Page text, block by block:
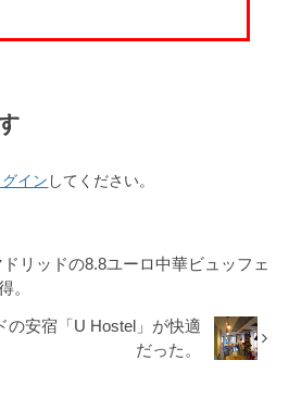
グイン してください。
ドリッドの8.8ユーロ中華ビュッフェ
。
の安宿「U Hostel」が快適
だった。